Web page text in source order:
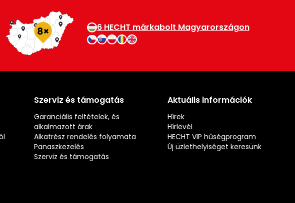
6 HECHT márkabolt Magyarországon
Szerviz és támogatás
Garanciális feltételek, és
alkalmazott árak
Alkatrész rendelés folyamata
Panaszkezelés
Szerviz és támogatás
Aktuális információk
Hírek
Hírlevél
HECHT VIP hűségprogram
Új üzlethelyiséget keresünk